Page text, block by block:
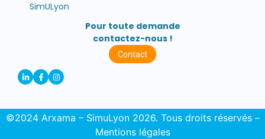
SimULyon
Pour toute demande
contactez-nous !
Contact
©2024 Arxama – SimuLyon 2026. Tous droits réservés –
Mentions légales